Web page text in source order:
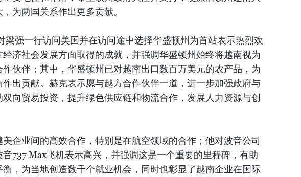
为两国关系作出更多贡献。
梁强一行访问美国并在访问途中选择华盛顿州为首站表示热烈欢
济社会发展方面取得的成就，并强调华盛顿州始终将越南视为
伙伴；其中，华盛顿州已对越南出口数百万美元的农产品，为
出贡献。赫克表示愿与越方合作伙伴一道，进一步加强政府与
向贸易投资，提升绿色供应链和物流合作，发展人力资源与创
企业间的高效合作，特别是在航空领域的合作；他对波音公司
737 Max飞机表示高兴，并强调这是一个重要的里程碑，有助
，为当地创造数千个就业机会，同时也彰显了越南企业在国际